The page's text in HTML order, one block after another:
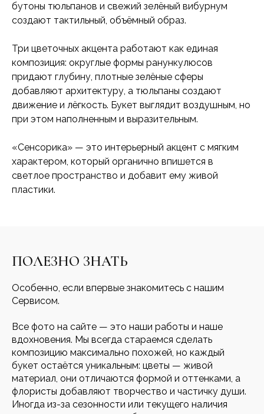
бутоны тюльпанов и свежий зелёный вибурнум
создают тактильный, объёмный образ.
Три цветочных акцента работают как единая
композиция: округлые формы ранункулюсов
придают глубину, плотные зелёные сферы
добавляют архитектуру, а тюльпаны создают
движение и лёгкость. Букет выглядит воздушным, но
при этом наполненным и выразительным.
«Сенсорика» — это интерьерный акцент с мягким
характером, который органично впишется в
светлое пространство и добавит ему живой
пластики.
ПОЛЕЗНО ЗНАТЬ
Особенно, если впервые знакомитесь с нашим
Сервисом.
Все фото на сайте — это наши работы и наше
вдохновения. Мы всегда стараемся сделать
композицию максимально похожей, но каждый
букет остаётся уникальным: цветы — живой
материал, они отличаются формой и оттенками, а
флористы добавляют творчество и частичку души.
Иногда из-за сезонности или текущего наличия